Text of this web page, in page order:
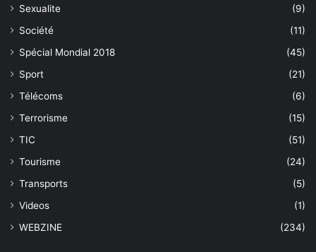
Sexualite
(9)
Société
(11)
Spécial Mondial 2018
(45)
Sport
(21)
Télécoms
(6)
Terrorisme
(15)
TIC
(51)
Tourisme
(24)
Transports
(5)
Videos
(1)
WEBZINE
(234)